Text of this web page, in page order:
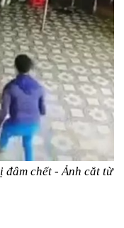
chết - Ảnh cắt từ